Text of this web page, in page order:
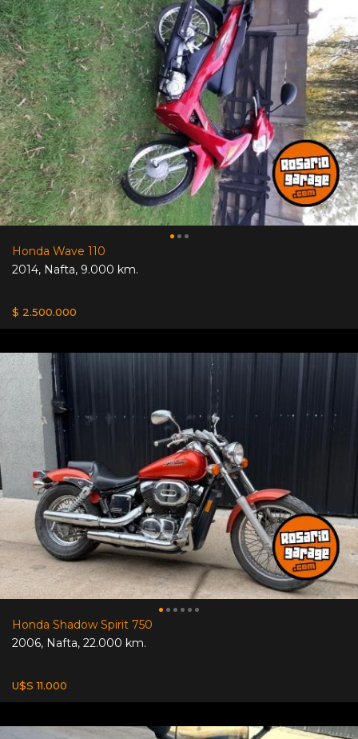
Honda Wave 110
2014, Nafta, 9.000 km.
$ 2.500.000
Honda Shadow Spirit 750
2006, Nafta, 22.000 km.
U$S 11.000